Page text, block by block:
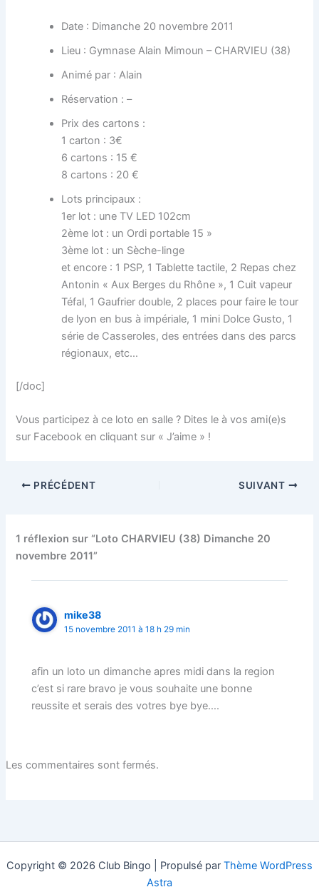
Date : Dimanche 20 novembre 2011
Lieu : Gymnase Alain Mimoun – CHARVIEU (38)
Animé par : Alain
Réservation : –
Prix des cartons :
1 carton : 3€
6 cartons : 15 €
8 cartons : 20 €
Lots principaux :
1er lot : une TV LED 102cm
2ème lot : un Ordi portable 15 »
3ème lot : un Sèche-linge
et encore : 1 PSP, 1 Tablette tactile, 2 Repas chez
Antonin « Aux Berges du Rhône », 1 Cuit vapeur
Téfal, 1 Gaufrier double, 2 places pour faire le tour
de lyon en bus à impériale, 1 mini Dolce Gusto, 1
série de Casseroles, des entrées dans des parcs
régionaux, etc…
[/doc]
Vous participez à ce loto en salle ? Dites le à vos ami(e)s
sur Facebook en cliquant sur « J’aime » !
PRÉCÉDENT SUIVANT
1 réflexion sur “Loto CHARVIEU (38) Dimanche 20
novembre 2011”
mike38
15 novembre 2011 à 18 h 29 min
afin un loto un dimanche apres midi dans la region
c’est si rare bravo je vous souhaite une bonne
reussite et serais des votres bye bye….
Les commentaires sont fermés.
Copyright © 2026 Club Bingo | Propulsé par Thème WordPress
Astra